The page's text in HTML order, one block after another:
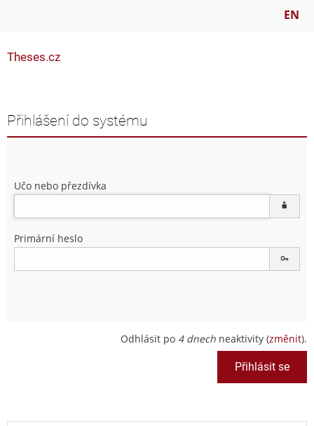
EN
Theses.cz
Přihlášení do systému
Učo nebo přezdívka
Primární heslo
Odhlásit po 4 dnech neaktivity (změnit).